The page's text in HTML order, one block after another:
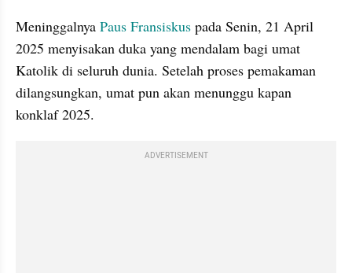
Meninggalnya Paus Fransiskus pada Senin, 21 April
2025 menyisakan duka yang mendalam bagi umat
Katolik di seluruh dunia. Setelah proses pemakaman
dilangsungkan, umat pun akan menunggu kapan
konklaf 2025.
ADVERTISEMENT